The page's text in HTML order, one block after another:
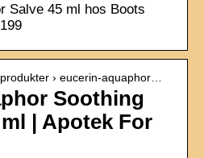
Salve 45 ml hos Boots
› eucerin-aquaphor…
Soothing
| Apotek For